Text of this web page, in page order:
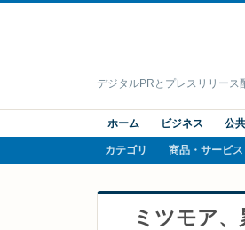
デジタルPRとプレスリリース
ホーム ビジネス 公
カテゴリ 商品・サービス
ミツモア